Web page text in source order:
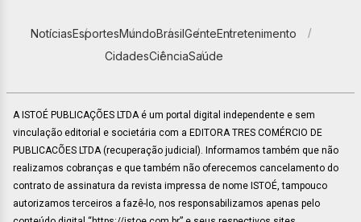
NotíciasEsportesMundoBrasilGenteEntretenimento
CidadesCiênciaSaúde
A ISTOÉ PUBLICAÇÕES LTDA é um portal digital independente e sem
vinculação editorial e societária com a EDITORA TRES COMÉRCIO DE
PUBLICACÕES LTDA (recuperação judicial). Informamos também que não
realizamos cobranças e que também não oferecemos cancelamento do
contrato de assinatura da revista impressa de nome ISTOÉ, tampouco
autorizamos terceiros a fazê-lo, nos responsabilizamos apenas pelo